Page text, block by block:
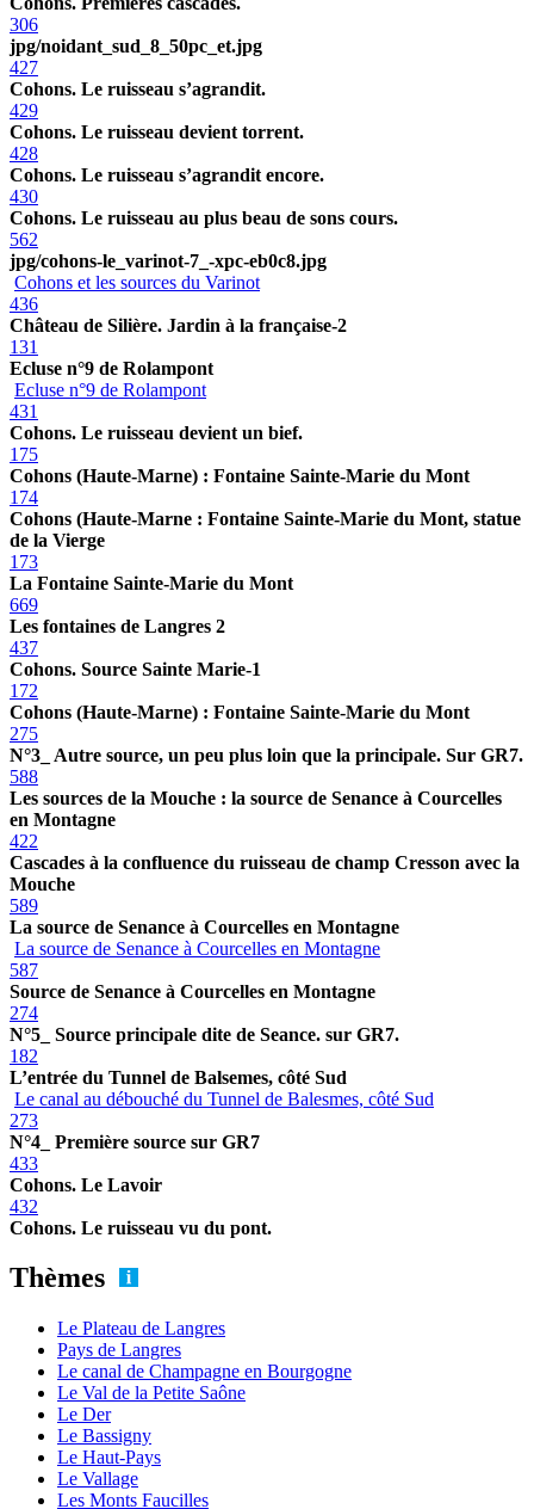
306
jpg/noidant_sud_8_50pc_et.jpg
427
Cohons. Le ruisseau s’agrandit.
429
Cohons. Le ruisseau devient torrent.
428
Cohons. Le ruisseau s’agrandit encore.
430
Cohons. Le ruisseau au plus beau de sons cours.
562
jpg/cohons-le_varinot-7_-xpc-eb0c8.jpg
Cohons et les sources du Varinot
436
Château de Silière. Jardin à la française-2
131
Ecluse n°9 de Rolampont
Ecluse n°9 de Rolampont
431
Cohons. Le ruisseau devient un bief.
175
Cohons (Haute-Marne) : Fontaine Sainte-Marie du Mont
174
Cohons (Haute-Marne : Fontaine Sainte-Marie du Mont, statue
de la Vierge
173
La Fontaine Sainte-Marie du Mont
669
Les fontaines de Langres 2
437
Cohons. Source Sainte Marie-1
172
Cohons (Haute-Marne) : Fontaine Sainte-Marie du Mont
275
N°3_ Autre source, un peu plus loin que la principale. Sur GR7.
588
Les sources de la Mouche : la source de Senance à Courcelles
en Montagne
422
Cascades à la confluence du ruisseau de champ Cresson avec la
Mouche
589
La source de Senance à Courcelles en Montagne
La source de Senance à Courcelles en Montagne
587
Source de Senance à Courcelles en Montagne
274
N°5_ Source principale dite de Seance. sur GR7.
182
L’entrée du Tunnel de Balsemes, côté Sud
Le canal au débouché du Tunnel de Balesmes, côté Sud
273
N°4_ Première source sur GR7
433
Cohons. Le Lavoir
432
Cohons. Le ruisseau vu du pont.
Thèmes
Le Plateau de Langres
Pays de Langres
Le canal de Champagne en Bourgogne
Le Val de la Petite Saône
Le Der
Le Bassigny
Le Haut-Pays
Le Vallage
Les Monts Faucilles